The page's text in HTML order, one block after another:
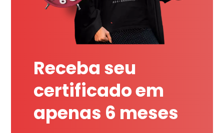
Receba seu
certificado em
apenas 6 meses